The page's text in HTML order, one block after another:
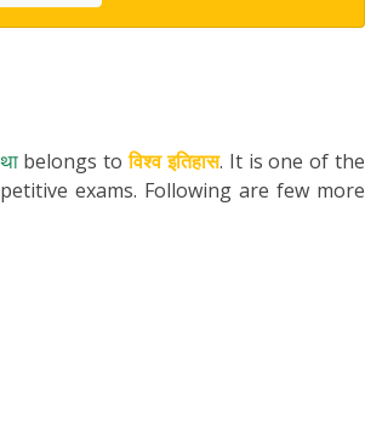
belongs toविश्व इतिहास. It is one of the
exams. Following are few more